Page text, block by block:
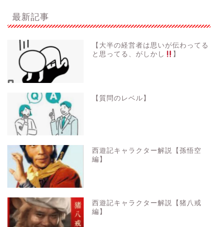
最新記事
【大半の経営者は思いが伝わってる
と思ってる、がしかし
】
【質問のレベル】
西遊記キャラクター解説【孫悟空
編】
西遊記キャラクター解説【猪八戒
編】